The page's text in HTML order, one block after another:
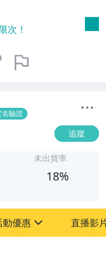
次！
名驗證
追蹤
未出貨率
18%
動優惠 直播影